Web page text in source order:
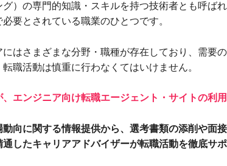
）の専門的知識・スキルを持つ技術者とも呼ば
要とされている職業のひとつです。
はさまざまな分野・職種が存在しており、需要
職活動は慎重に行わなくてはいけません。
エンジニア向け転職エージェント・サイトの利用
向に関する情報提供から、選考書類の添削や面
したキャリアアドバイザーが転職活動を徹底サ